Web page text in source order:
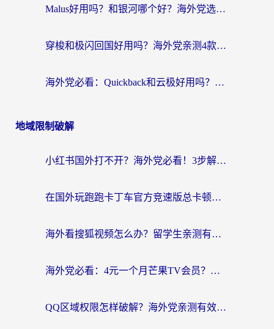
Malus好用吗？和银河哪个好？海外党选回国加速器的避坑指南（附乌克兰玩国内游戏实测）
穿梭和极闪回国好用吗？海外党亲测4款加速器+1个隐藏宝藏
海外党必看：Quickback和云极好用吗？3招教你选对回国加速器（附PC端VPN实测对比）
地域限制破解
小红书国外打不开？海外党必看！3步解决国内影音、生活服务全畅通
在国外玩跑跑卡丁车官方竞速版总卡顿？这篇攻略帮你解决地区限制+低延迟难题
海外看搜狐视频怎么办？留学生亲测有效的回国加速器选择指南
海外党必看：4元一个月芒果TV会员？选对回国加速器就能实现！
QQ区域权限怎样破解？海外党亲测有效的回国加速方案（附看剧看电影神器推荐）